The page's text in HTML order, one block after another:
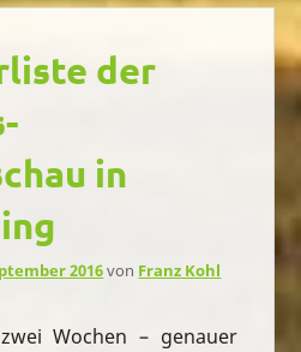
der
in
2016von Franz Kohl
Wochen – genauer